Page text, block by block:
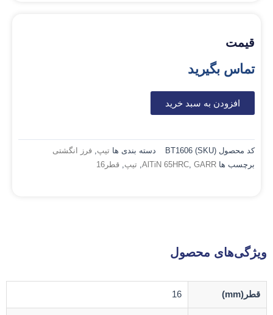
قیمت
تماس بگیرید
افزودن به سبد خرید
کد محصول (SKU) BT1606 دسته بندی ها تیپ, فرز انگشتی
برچسب ها
AlTiN 65HRC, GARR
, تیپ, قطر16
ویژگی‌های محصول
قطر(mm) 16